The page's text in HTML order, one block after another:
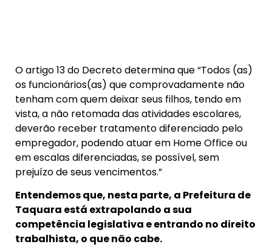
O artigo 13 do Decreto determina que “Todos (as)
os funcionários(as) que comprovadamente não
tenham com quem deixar seus filhos, tendo em
vista, a não retomada das atividades escolares,
deverão receber tratamento diferenciado pelo
empregador, podendo atuar em Home Office ou
em escalas diferenciadas, se possível, sem
prejuízo de seus vencimentos.”
Entendemos que, nesta parte, a Prefeitura de
Taquara está extrapolando a sua
competência legislativa e entrando no direito
trabalhista, o que não cabe.